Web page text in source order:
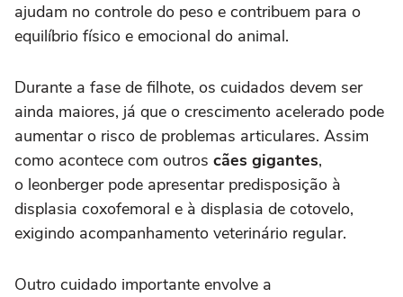
ajudam no controle do peso e contribuem para o
equilíbrio físico e emocional do animal.
Durante a fase de filhote, os cuidados devem ser
ainda maiores, já que o crescimento acelerado pode
aumentar o risco de problemas articulares. Assim
como acontece com outros cães gigantes,
o leonberger pode apresentar predisposição à
displasia coxofemoral e à displasia de cotovelo,
exigindo acompanhamento veterinário regular.
Outro cuidado importante envolve a